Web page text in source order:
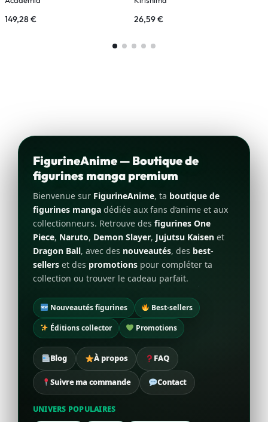
149,28€ 26,59€
FigurineAnime — Boutique de
figurines manga premium
Bienvenue sur FigurineAnime, ta boutique de
figurines manga dédiée aux fans d’anime et aux
collectionneurs. Retrouve des figurines One
Piece, Naruto, Demon Slayer, Jujutsu Kaisen et
Dragon Ball, avec des nouveautés, des best-
sellers et des promotions pour compléter ta
collection ou trouver le cadeau parfait.
Nouveautés figurines
Best-sellers
Éditions collector
Promotions
Blog À propos FAQ
Suivre ma commande Contact
UNIVERS POPULAIRES